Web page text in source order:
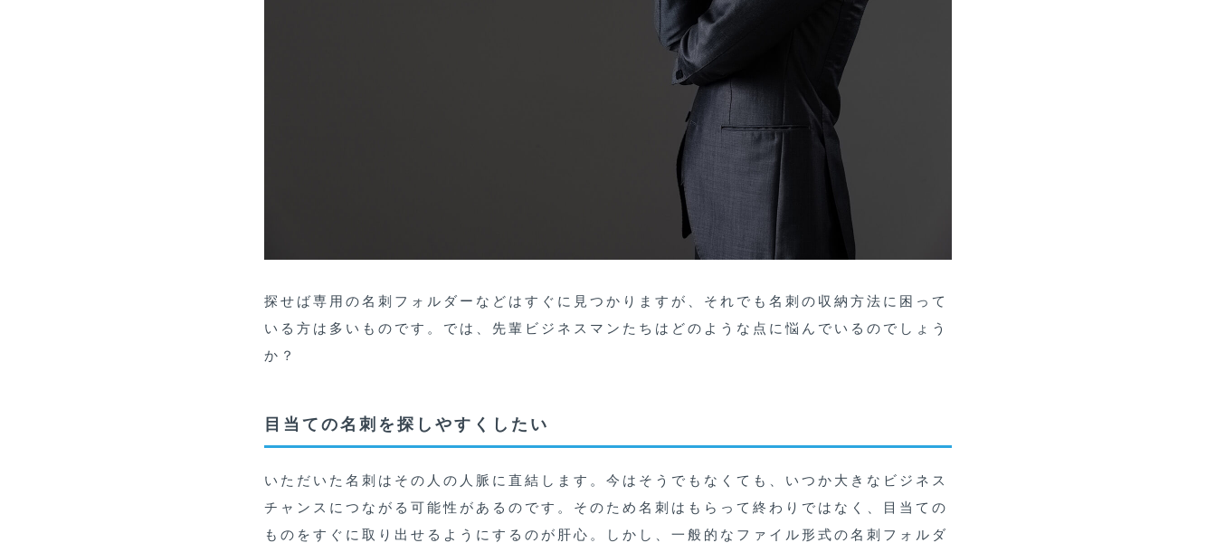
探せば専用の名刺フォルダーなどはすぐに見つかりますが、それでも名刺の収納方法に困って
いる方は多いものです。では、先輩ビジネスマンたちはどのような点に悩んでいるのでしょう
か？
目当ての名刺を探しやすくしたい
いただいた名刺はその人の人脈に直結します。今はそうでもなくても、いつか大きなビジネス
チャンスにつながる可能性があるのです。そのため名刺はもらって終わりではなく、目当ての
ものをすぐに取り出せるようにするのが肝心。しかし、一般的なファイル形式の名刺フォルダ